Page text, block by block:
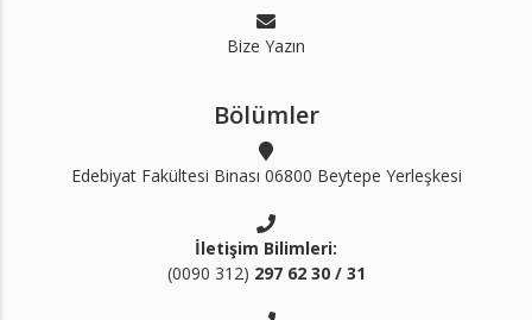
Bize Yazın
Bölümler
Edebiyat Fakültesi Binası 06800 Beytepe Yerleşkesi
İletişim Bilimleri:
(0090 312) 297 62 30 / 31